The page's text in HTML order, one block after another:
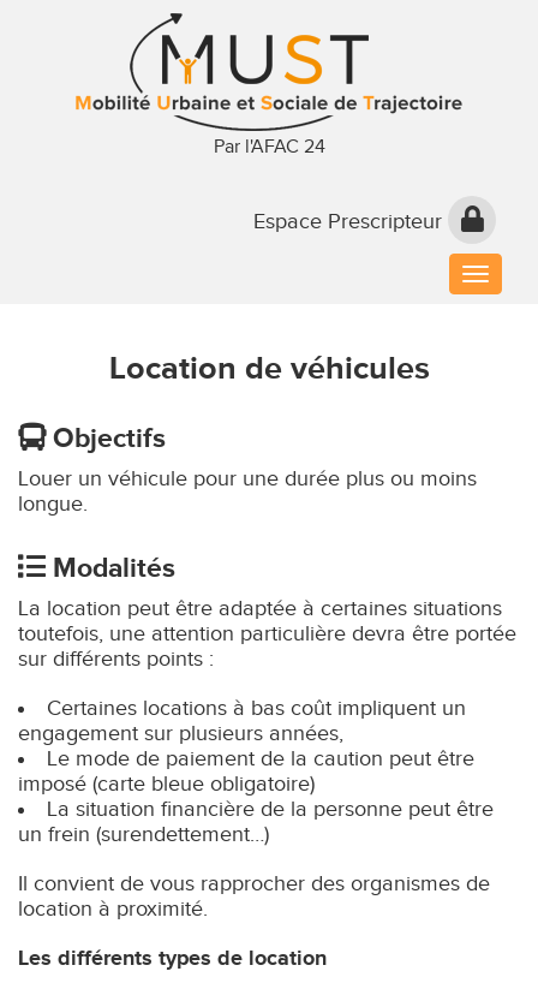
Par l'AFAC 24
Espace Prescripteur
Toggle
Location de véhicules
Objectifs
Louer un véhicule pour une durée plus ou moins
longue.
Modalités
La location peut être adaptée à certaines situations
toutefois, une attention particulière devra être portée
sur différents points :
Certaines locations à bas coût impliquent un
engagement sur plusieurs années,
Le mode de paiement de la caution peut être
imposé (carte bleue obligatoire)
La situation financière de la personne peut être
un frein (surendettement…)
Il convient de vous rapprocher des organismes de
location à proximité.
Les différents types de location